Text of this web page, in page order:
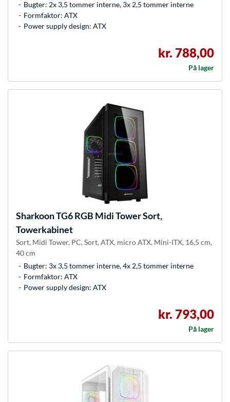
Bugter: 2x 3,5 tommer interne, 3x 2,5 tommer interne
Formfaktor: ATX
Power supply design: ATX
kr. 788,00
På lager
SharkoonTG6 RGB Midi Tower Sort,
Towerkabinet
Sort, Midi Tower, PC, Sort, ATX, micro ATX, Mini-ITX, 16,5 cm,
40 cm
Bugter: 3x 3,5 tommer interne, 4x 2,5 tommer interne
Formfaktor: ATX
Power supply design: ATX
kr. 793,00
På lager